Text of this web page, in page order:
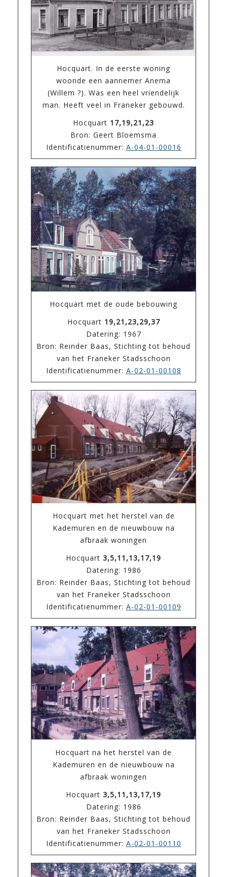
Hocquart. In de eerste woning
woonde een aannemer Anema
(Willem ?). Was een heel vriendelijk
man. Heeft veel in Franeker gebouwd.
Hocquart 17,19,21,23
Bron: Geert Bloemsma
Identificatienummer: A-04-01-00016
Hocquart met de oude bebouwing
Hocquart 19,21,23,29,37
Datering: 1967
Bron: Reinder Baas, Stichting tot behoud
van het Franeker Stadsschoon
Identificatienummer: A-02-01-00108
Hocquart met het herstel van de
Kademuren en de nieuwbouw na
afbraak woningen
Hocquart 3,5,11,13,17,19
Datering: 1986
Bron: Reinder Baas, Stichting tot behoud
van het Franeker Stadsschoon
Identificatienummer: A-02-01-00109
Hocquart na het herstel van de
Kademuren en de nieuwbouw na
afbraak woningen
Hocquart 3,5,11,13,17,19
Datering: 1986
Bron: Reinder Baas, Stichting tot behoud
van het Franeker Stadsschoon
Identificatienummer: A-02-01-00110